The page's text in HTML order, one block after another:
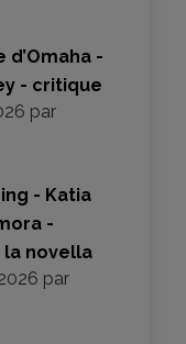
d’Omaha -
- critique
par
- Katia
-
novella
par